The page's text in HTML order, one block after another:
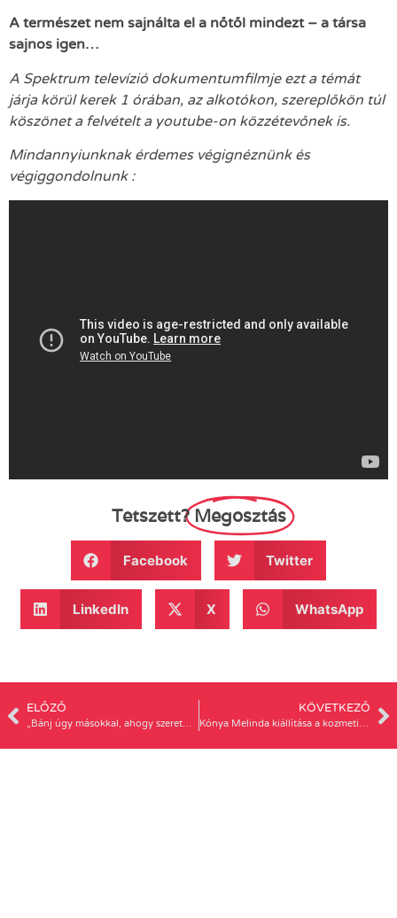
A természet nem sajnálta el a nőtől mindezt – a társa
sajnos igen…
A Spektrum televízió dokumentumfilmje ezt a témát
járja körül kerek 1 órában, az alkotókon, szereplőkön túl
köszönet a felvételt a youtube-on közzétevőnek is.
Mindannyiunknak érdemes végignéznünk és
végiggondolnunk :
Tetszett?Megosztás
Facebook Twitter
LinkedIn X WhatsApp
ELŐZŐ
„Bánj úgy másokkal, ahogy szeretnéd, hogy veled bánjanak…”- interjú Nyirati Andrással az emberi jogok világnapja alkalmából
KÖVETKEZŐ
Kónya Melinda kiállítása a kozmetikai célú állatkísérletek ellen a Fogasházban